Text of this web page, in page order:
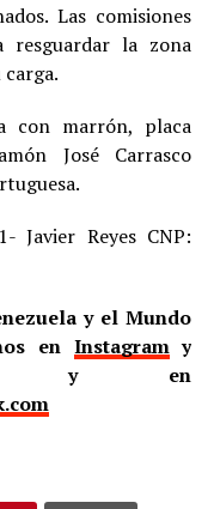
Las comisiones
resguardar la zona
con marrón, placa
José Carrasco
Javier Reyes CNP:
y el Mundo
en Instagramy
en